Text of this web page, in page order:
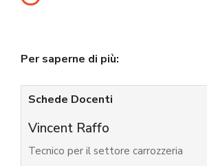
Per saperne di più:
Schede Docenti
Vincent Raffo
Tecnico per il settore carrozzeria